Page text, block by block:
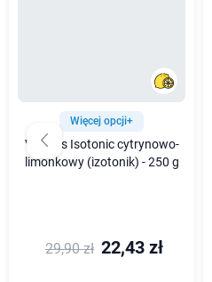
Więcej opcji+
Vitaler's Isotonic cytrynowo-
limonkowy (izotonik) - 250 g
29,90 zł 22,43 zł